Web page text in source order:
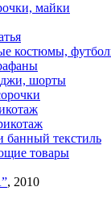
майки
костюмы,
шорты
банный текстиль
товары
, 2010